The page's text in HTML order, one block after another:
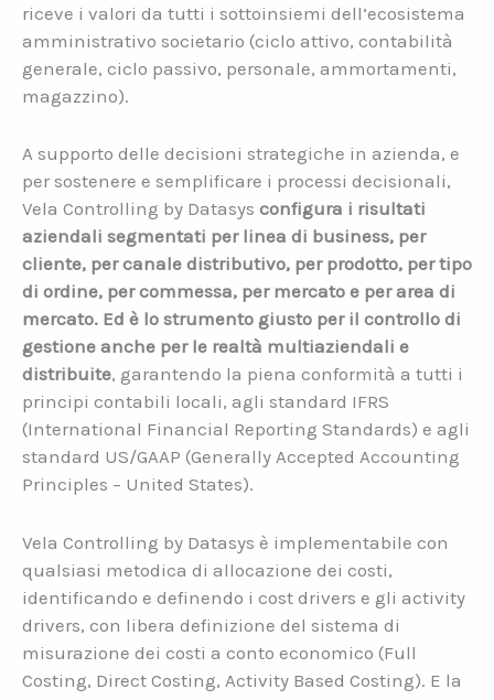
riceve i valori da tutti i sottoinsiemi dell’ecosistema
amministrativo societario (ciclo attivo, contabilità
generale, ciclo passivo, personale, ammortamenti,
magazzino).
A supporto delle decisioni strategiche in azienda, e
per sostenere e semplificare i processi decisionali,
Vela Controlling by Datasys configura i risultati
aziendali segmentati per linea di business, per
cliente, per canale distributivo, per prodotto, per tipo
di ordine, per commessa, per mercato e per area di
mercato. Ed è lo strumento giusto per il controllo di
gestione anche per le realtà multiaziendali e
distribuite, garantendo la piena conformità a tutti i
principi contabili locali, agli standard IFRS
(International Financial Reporting Standards) e agli
standard US/GAAP (Generally Accepted Accounting
Principles – United States).
Vela Controlling by Datasys è implementabile con
qualsiasi metodica di allocazione dei costi,
identificando e definendo i cost drivers e gli activity
drivers, con libera definizione del sistema di
misurazione dei costi a conto economico (Full
Costing, Direct Costing, Activity Based Costing). E la